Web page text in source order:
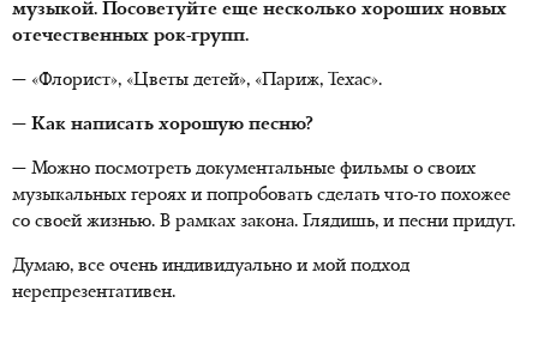
музыкой. Посоветуйте еще несколько хороших новых
отечественных рок-групп.
— «Флорист», «Цветы детей», «Париж, Техас».
— Как написать хорошую песню?
— Можно посмотреть документальные фильмы о своих
музыкальных героях и попробовать сделать что-то похожее
со своей жизнью. В рамках закона. Глядишь, и песни придут.
Думаю, все очень индивидуально и мой подход
нерепрезентативен.